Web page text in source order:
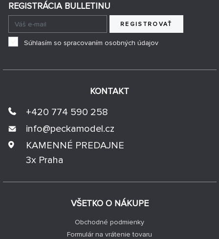
VŠETKO O NÁKUPE
Obchodné podmienky
Formulár na vrátenie tovaru
KONTAKT
+420 774 590 258
info@peckamodel.cz
KAMENNÉ PREDAJNE
3x Praha
REGISTRÁCIA BULLETINU
REGISTROVAŤ
Súhlasím so spracovaním osobných údajov